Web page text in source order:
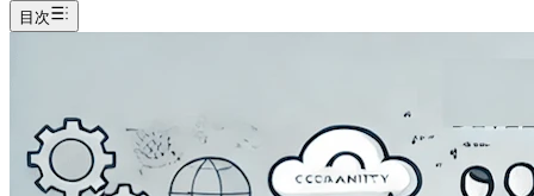
目次